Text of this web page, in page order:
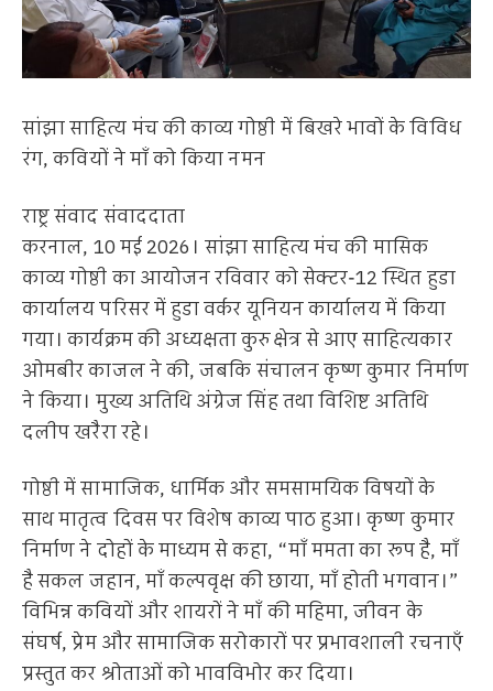
सांझा साहित्य मंच की काव्य गोष्ठी में बिखरे भावों के विविध
रंग, कवियों ने माँ को किया नमन
राष्ट्र संवाद संवाददाता
करनाल, 10 मई 2026। सांझा साहित्य मंच की मासिक
काव्य गोष्ठी का आयोजन रविवार को सेक्टर-12 स्थित हुडा
कार्यालय परिसर में हुडा वर्कर यूनियन कार्यालय में किया
गया। कार्यक्रम की अध्यक्षता कुरुक्षेत्र से आए साहित्यकार
ओमबीर काजल ने की, जबकि संचालन कृष्ण कुमार निर्माण
ने किया। मुख्य अतिथि अंग्रेज सिंह तथा विशिष्ट अतिथि
दलीप खरैरा रहे।
गोष्ठी में सामाजिक, धार्मिक और समसामयिक विषयों के
साथ मातृत्व दिवस पर विशेष काव्य पाठ हुआ। कृष्ण कुमार
निर्माण ने दोहों के माध्यम से कहा, “माँ ममता का रूप है, माँ
है सकल जहान, माँ कल्पवृक्ष की छाया, माँ होती भगवान।”
विभिन्न कवियों और शायरों ने माँ की महिमा, जीवन के
संघर्ष, प्रेम और सामाजिक सरोकारों पर प्रभावशाली रचनाएँ
प्रस्तुत कर श्रोताओं को भावविभोर कर दिया।